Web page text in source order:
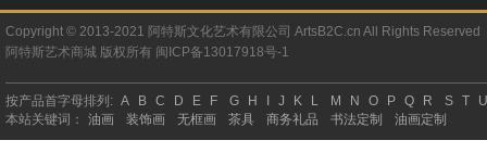
Copyright © 2013-2021 阿特斯文化艺术有限公司 ArtsB2C.cn All Rights Reserved
阿特斯艺术商城 版权所有 闽ICP备13017918号-1
按产品首字母排列: A B C D E F G H J K L M N O P Q R S T
U
本站关键词：
油画 装饰画 无框画 茶具 商务礼品 书法定制 油画定制